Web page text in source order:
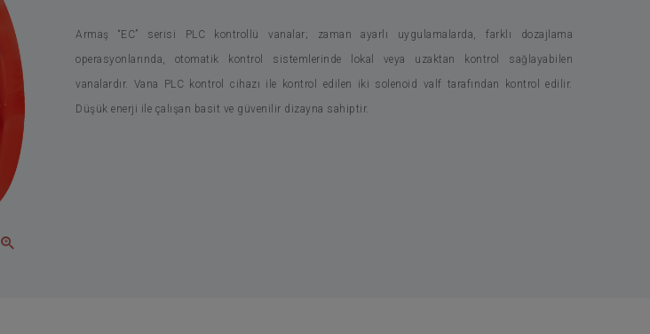
Armaş “EC” serisi PLC kontrollü vanalar; zaman ayarlı uygulamalarda, farklı dozajlama
operasyonlarında, otomatik kontrol sistemlerinde lokal veya uzaktan kontrol sağlayabilen
vanalardır. Vana PLC kontrol cihazı ile kontrol edilen iki solenoid valf tarafından kontrol edilir.
Düşük enerji ile çalışan basit ve güvenilir dizayna sahiptir.